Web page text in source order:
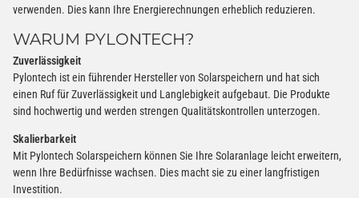
verwenden. Dies kann Ihre Energierechnungen erheblich reduzieren.
WARUM PYLONTECH?
Zuverlässigkeit
Pylontech ist ein führender Hersteller von Solarspeichern und hat sich
einen Ruf für Zuverlässigkeit und Langlebigkeit aufgebaut. Die Produkte
sind hochwertig und werden strengen Qualitätskontrollen unterzogen.
Skalierbarkeit
Mit Pylontech Solarspeichern können Sie Ihre Solaranlage leicht erweitern,
wenn Ihre Bedürfnisse wachsen. Dies macht sie zu einer langfristigen
Investition.